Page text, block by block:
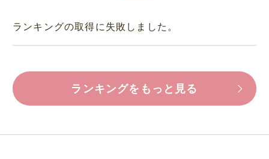
ランキングの取得に失敗しました。
ランキングをもっと見る